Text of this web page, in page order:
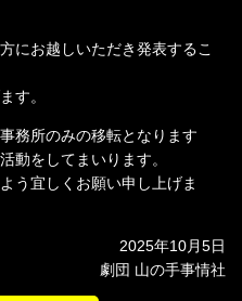
にお越しいただき発表するこ
す。
務所のみの移転となります
動をしてまいります。
う宜しくお願い申し上げま
2025年10月5日
劇団 山の手事情社